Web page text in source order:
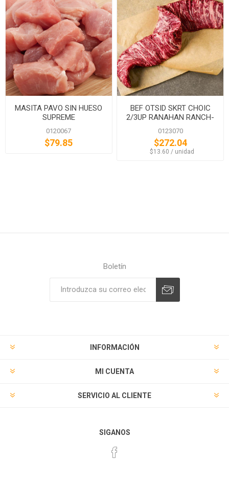
MASITA PAVO SIN HUESO
SUPREME
0120067
$79.85
BEF OTSID SKRT CHOIC
2/3UP RANAHAN RANCH-
BLACK ANG
0123070
$272.04
‏‏‎ ‎‏‏‎ ‎$13.60 / unidad
Boletín
INFORMACIÓN
MI CUENTA
SERVICIO AL CLIENTE
SIGANOS